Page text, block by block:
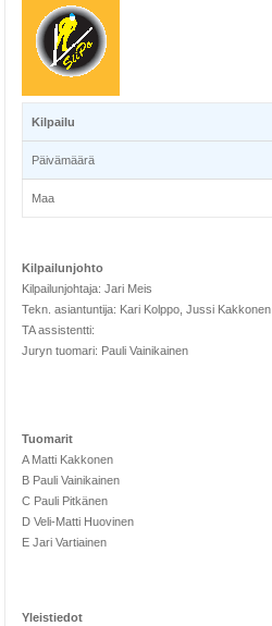
Kilpailu
Päivämäärä
Maa
Kilpailunjohto
Kilpailunjohtaja: Jari Meis
Tekn. asiantuntija: Kari Kolppo, Jussi Kakkonen
TA assistentti:
Juryn tuomari: Pauli Vainikainen
Tuomarit
A Matti Kakkonen
B Pauli Vainikainen
C Pauli Pitkänen
D Veli-Matti Huovinen
E Jari Vartiainen
Yleistiedot